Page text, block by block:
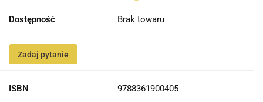
Dostępność Brak towaru
Zadaj pytanie
ISBN 9788361900405